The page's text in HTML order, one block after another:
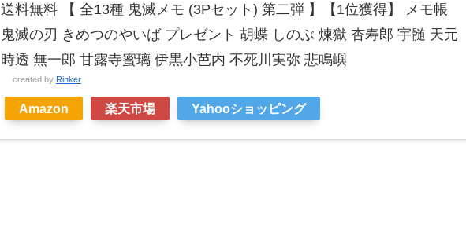
送料無料 【 全13種 鬼滅メモ (3Pセット) 第二弾 】【1位獲得】 メモ帳
鬼滅の刃 きめつのやいば プレゼント 胡蝶 しのぶ 煉獄 杏寿郎 宇髄 天元
時透 無一郎 甘露寺蜜璃 伊黒小芭内 不死川実弥 悲鳴嶼
created by Rinker
Amazon 楽天市場 Yahooショッピング